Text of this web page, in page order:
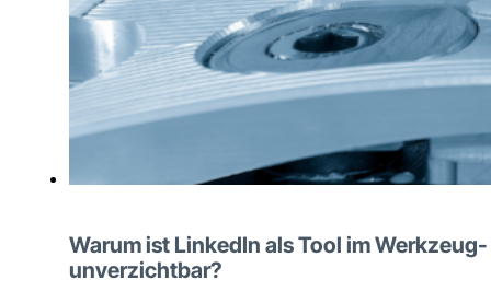
Warum ist LinkedIn als Tool im
unverzichtbar?